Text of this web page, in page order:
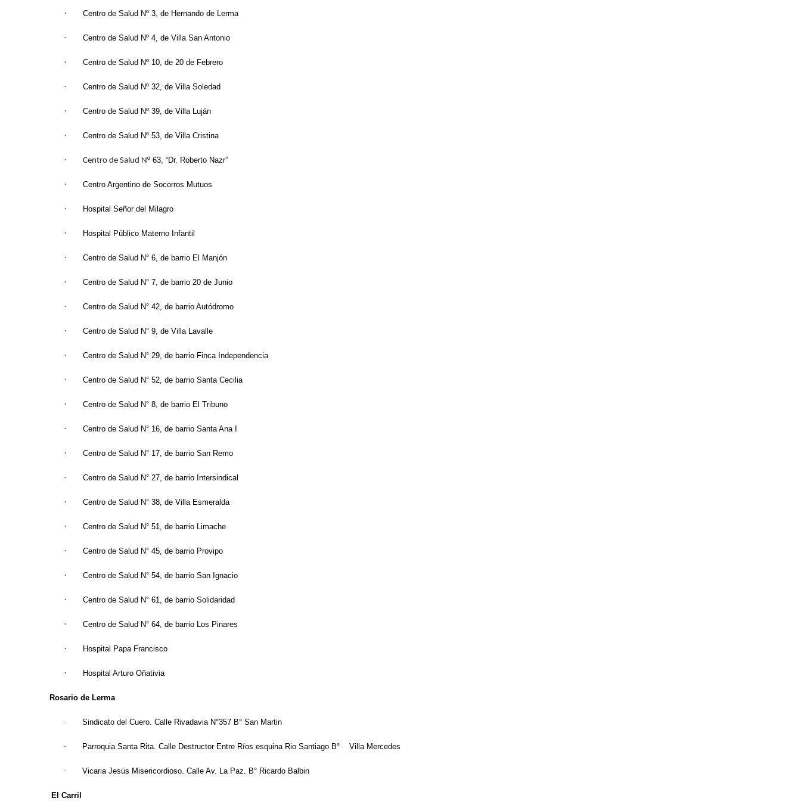
· Centro de Salud Nº 3, de Hernando de Lerma
· Centro de Salud Nº 4, de Villa San Antonio
· Centro de Salud Nº 10, de 20 de Febrero
· Centro de Salud Nº 32, de Villa Soledad
· Centro de Salud Nº 39, de Villa Luján
· Centro de Salud Nº 53, de Villa Cristina
· Centro de Salud Nº 63, “Dr. Roberto Nazr”
· Centro Argentino de Socorros Mutuos
· Hospital Señor del Milagro
· Hospital Público Materno Infantil
· Centro de Salud N° 6, de barrio El Manjón
· Centro de Salud N° 7, de barrio 20 de Junio
· Centro de Salud N° 42, de barrio Autódromo
· Centro de Salud N° 9, de Villa Lavalle
· Centro de Salud N° 29, de barrio Finca Independencia
· Centro de Salud N° 52, de barrio Santa Cecilia
· Centro de Salud N° 8, de barrio El Tribuno
· Centro de Salud N° 16, de barrio Santa Ana I
· Centro de Salud N° 17, de barrio San Remo
· Centro de Salud N° 27, de barrio Intersindical
· Centro de Salud N° 38, de Villa Esmeralda
· Centro de Salud N° 51, de barrio Limache
· Centro de Salud N° 45, de barrio Provipo
· Centro de Salud N° 54, de barrio San Ignacio
· Centro de Salud N° 61, de barrio Solidaridad
· Centro de Salud N° 64, de barrio Los Pinares
· Hospital Papa Francisco
· Hospital Arturo Oñativia
Rosario de Lerma
· Sindicato del Cuero. Calle Rivadavia N°357 B° San Martin
· Parroquia Santa Rita. Calle Destructor Entre Ríos esquina Rio Santiago B° Villa Mercedes
· Vicaria Jesús Misericordioso. Calle Av. La Paz. B° Ricardo Balbin
El Carril